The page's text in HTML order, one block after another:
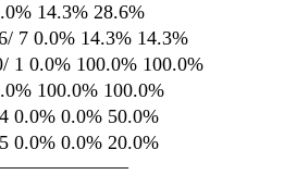
14.3% 28.6%
7 0.0% 14.3% 14.3%
1 0.0% 100.0% 100.0%
100.0% 100.0%
0.0% 0.0% 50.0%
0.0% 0.0% 20.0%